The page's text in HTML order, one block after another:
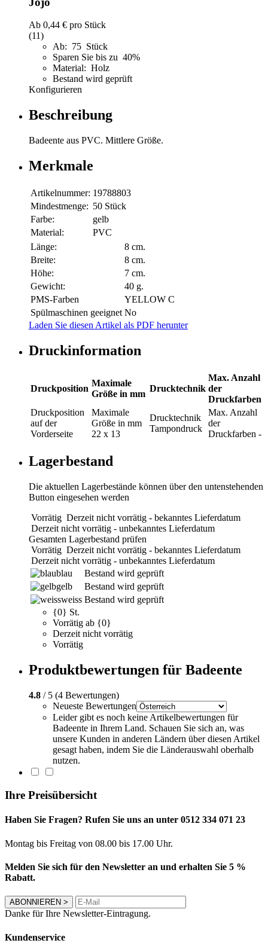
Ab 0,44 € pro Stück
(11)
Ab: 75 Stück
Sparen Sie bis zu 40%
Material: Holz
Bestand wird geprüft
Konfigurieren
Beschreibung
Badeente aus PVC. Mittlere Größe.
Merkmale
Artikelnummer: 19788803
Mindestmenge: 50 Stück
Farbe:
gelb
Material:
PVC
Länge:
8 cm.
Breite:
8 cm.
Höhe:
7 cm.
Gewicht:
40 g.
PMS-Farben
YELLOW C
Spülmaschinen geeignet No
Laden Sie diesen Artikel als PDF herunter
Druckinformation
Druckposition
Maximale
Größe in mm
Drucktechnik
Max. Anzahl
der
Druckfarben
Druckposition
auf der
Vorderseite
Maximale
Größe in mm
22 x 13
Drucktechnik
Tampondruck
Max. Anzahl
der
Druckfarben -
Lagerbestand
Die aktuellen Lagerbestände können über den untenstehenden
Button eingesehen werden
Vorrätig Derzeit nicht vorrätig - bekanntes Lieferdatum
Derzeit nicht vorrätig - unbekanntes Lieferdatum
Gesamten Lagerbestand prüfen
Vorrätig Derzeit nicht vorrätig - bekanntes Lieferdatum
Derzeit nicht vorrätig - unbekanntes Lieferdatum
blau
Bestand wird geprüft
gelb
Bestand wird geprüft
weiss Bestand wird geprüft
{0} St.
Vorrätig ab {0}
Derzeit nicht vorrätig
Vorrätig
Produktbewertungen für Badeente
4.8 / 5 (4 Bewertungen)
Neueste Bewertungen
Leider gibt es noch keine Artikelbewertungen für
Badeente in Ihrem Land. Schauen Sie sich an, was
unsere Kunden in anderen Ländern über diesen Artikel
gesagt haben, indem Sie die Länderauswahl oberhalb
nutzen.
Ihre Preisübersicht
Haben Sie Fragen? Rufen Sie uns an unter 0512 334 071 23
Montag bis Freitag von 08.00 bis 17.00 Uhr.
Melden Sie sich für den Newsletter an und erhalten Sie 5 %
Rabatt.
ABONNIEREN >
Danke für Ihre Newsletter-Eintragung.
Kundenservice